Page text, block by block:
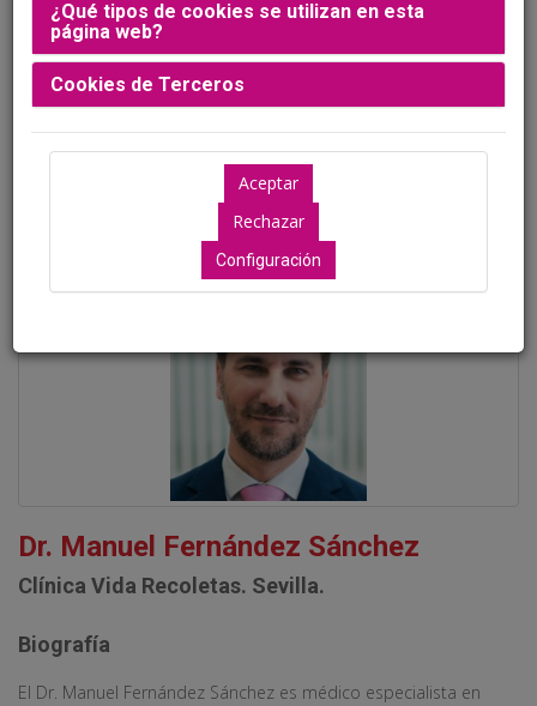
¿Qué tipos de cookies se utilizan en esta
página web?
Cookies de Terceros
Configuración
Ubicación: Aún no disponible
Dr. Manuel Fernández Sánchez
Clínica Vida Recoletas. Sevilla.
Biografía
El Dr. Manuel Fernández Sánchez es médico especialista en